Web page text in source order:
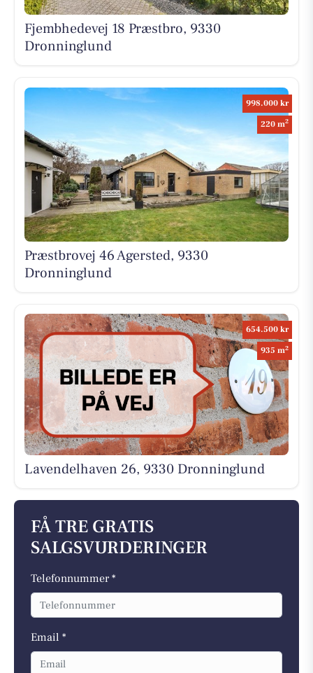
Fjembhedevej 18 Præstbro, 9330
Dronninglund
998.000 kr
220 m2
Præstbrovej 46 Agersted, 9330
Dronninglund
654.500 kr
935 m2
Lavendelhaven 26, 9330 Dronninglund
FÅ TRE GRATIS
SALGSVURDERINGER
Telefonnummer *
Email *